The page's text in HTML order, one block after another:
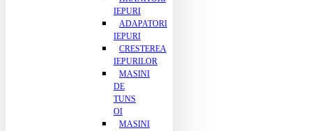
IEPURI
ADAPATORI
IEPURI
CRESTEREA
IEPURILOR
MASINI
DE
TUNS
OI
MASINI